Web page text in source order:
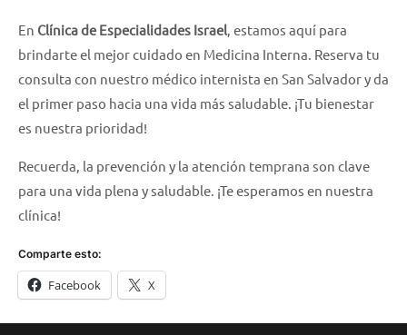
En Clínica de Especialidades Israel, estamos aquí para
brindarte el mejor cuidado en Medicina Interna. Reserva tu
consulta con nuestro médico internista en San Salvador y da
el primer paso hacia una vida más saludable. ¡Tu bienestar
es nuestra prioridad!
Recuerda, la prevención y la atención temprana son clave
para una vida plena y saludable. ¡Te esperamos en nuestra
clínica!
Comparte esto:
Facebook X